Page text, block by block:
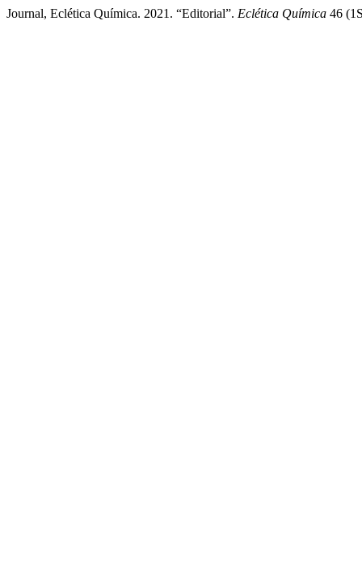
Journal, Eclética Química. 2021. “Editorial”. Eclética Química 46